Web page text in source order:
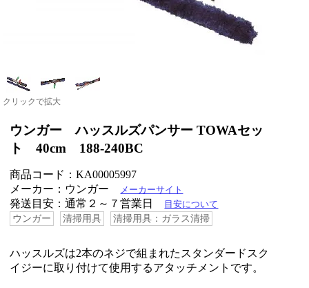
クリックで拡大
ウンガー ハッスルズパンサー TOWAセッ
ト 40cm 188-240BC
商品コード：KA00005997
メーカー：ウンガー
メーカーサイト
発送目安：通常２～７営業日 目安について
ウンガー 清掃用具 清掃用具：ガラス清掃
ハッスルズは2本のネジで組まれたスタンダードスク
イジーに取り付けて使用するアタッチメントです。